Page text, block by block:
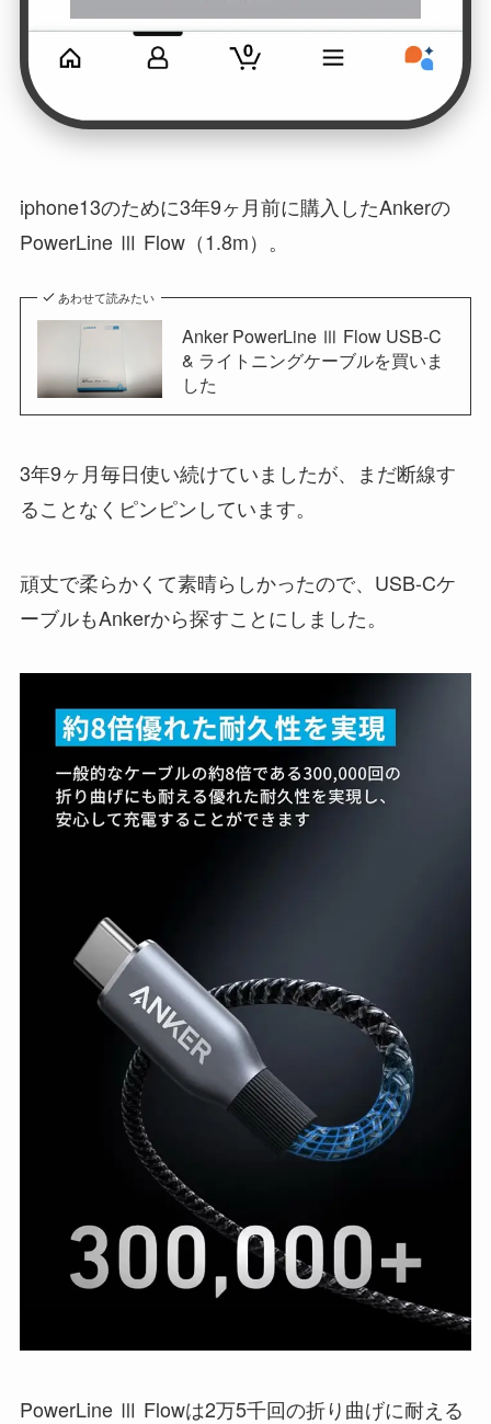
iphone13のために3年9ヶ月前に購入したAnkerの
PowerLine Ⅲ Flow（1.8m）。
あわせて読みたい
Anker PowerLine Ⅲ Flow USB-C
& ライトニングケーブルを買いま
した
3年9ヶ月毎日使い続けていましたが、まだ断線す
ることなくピンピンしています。
頑丈で柔らかくて素晴らしかったので、USB-Cケ
ーブルもAnkerから探すことにしました。
PowerLine Ⅲ Flowは2万5千回の折り曲げに耐える